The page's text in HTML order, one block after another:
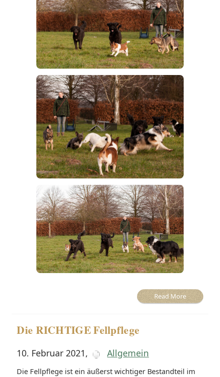
Read More
Die RICHTIGE Fellpflege
10. Februar 2021, Allgemein
Die Fellpflege ist ein äußerst wichtiger Bestandteil im